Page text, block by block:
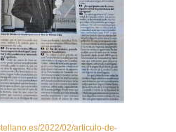
2022/02/articulo-de-